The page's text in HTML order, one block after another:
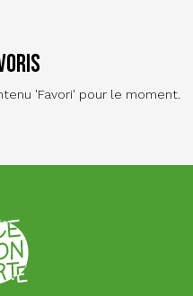
'Favori' pour le moment.